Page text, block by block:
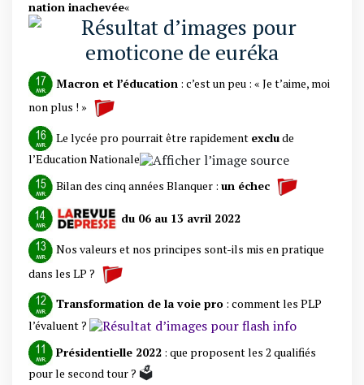
nation inachevée«
Macron et l’éducation : c’est un peu : « Je t’aime, moi
non plus ! »
Le lycée pro pourrait être rapidement exclude
l’Education Nationale
Bilan des cinq années Blanquer : un échec
du 06 au 13 avril 2022
Nos valeurs et nos principes sont-ils mis en pratique
dans les LP ?
Transformation de la voie pro : comment les PLP
l’évaluent ?
Présidentielle 2022 : que proposent les 2 qualifiés
pour le second tour ? 🗳️